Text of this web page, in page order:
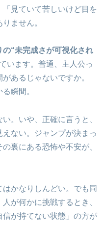
見ていて苦しいけど目を
ません。
の“未完成さが可視化され
います。普通、主人公っ
あるじゃないですか。
瞬間。
。いや、正確に言うと、
ない。ジャンプが決まっ
裏にある恐怖や不安が、
かなりしんどい。でも同
が何かに挑戦するとき、
が持てない状態」の方が